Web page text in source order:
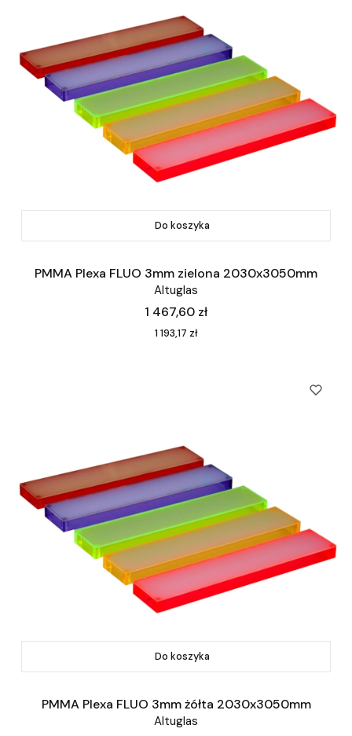
Do koszyka
PMMA Plexa FLUO 3mm zielona 2030x3050mm
Altuglas
Cena
1 467,60 zł
Cena
1 193,17 zł
Do koszyka
PMMA Plexa FLUO 3mm żółta 2030x3050mm
Altuglas